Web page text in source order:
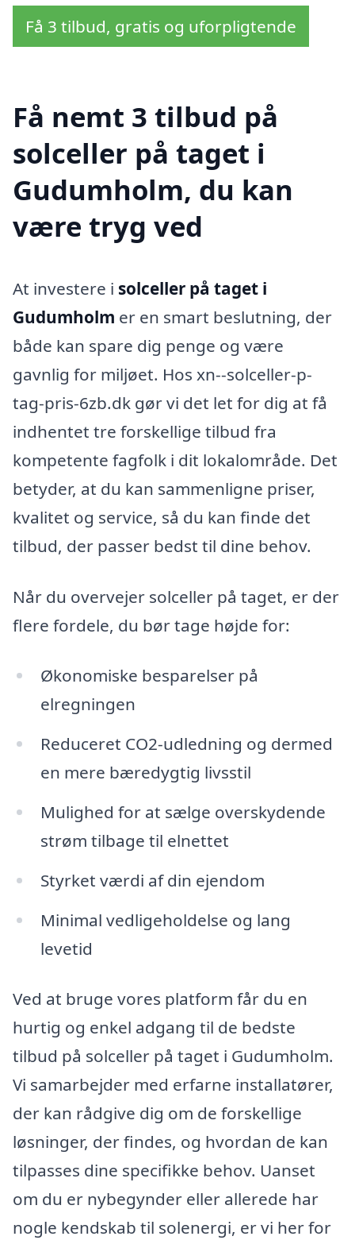
Få 3 tilbud, gratis og uforpligtende
Få nemt 3 tilbud på
solceller på taget i
Gudumholm, du kan
være tryg ved
At investere i solceller på taget i
Gudumholm er en smart beslutning, der
både kan spare dig penge og være
gavnlig for miljøet. Hos xn--solceller-p-
tag-pris-6zb.dk gør vi det let for dig at få
indhentet tre forskellige tilbud fra
kompetente fagfolk i dit lokalområde. Det
betyder, at du kan sammenligne priser,
kvalitet og service, så du kan finde det
tilbud, der passer bedst til dine behov.
Når du overvejer solceller på taget, er der
flere fordele, du bør tage højde for:
Økonomiske besparelser på
elregningen
Reduceret CO2-udledning og dermed
en mere bæredygtig livsstil
Mulighed for at sælge overskydende
strøm tilbage til elnettet
Styrket værdi af din ejendom
Minimal vedligeholdelse og lang
levetid
Ved at bruge vores platform får du en
hurtig og enkel adgang til de bedste
tilbud på solceller på taget i Gudumholm.
Vi samarbejder med erfarne installatører,
der kan rådgive dig om de forskellige
løsninger, der findes, og hvordan de kan
tilpasses dine specifikke behov. Uanset
om du er nybegynder eller allerede har
nogle kendskab til solenergi, er vi her for